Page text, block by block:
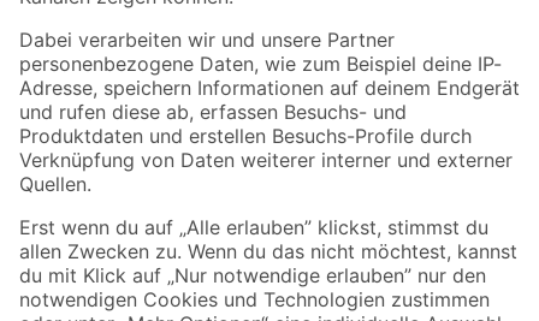
Zahlungsarten Versandarten
Sicher einkaufen
Jetzt die toom-App herunterladen